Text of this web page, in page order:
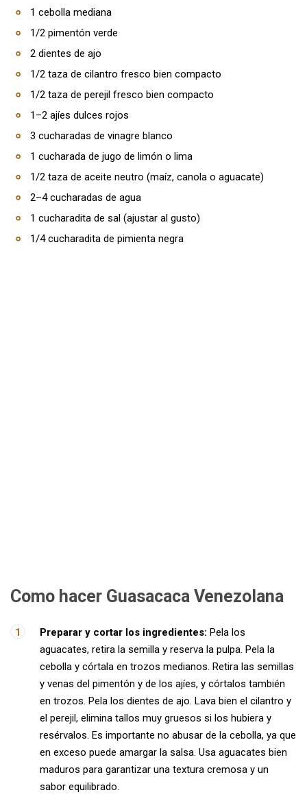
1 cebolla mediana
1/2 pimentón verde
2 dientes de ajo
1/2 taza de cilantro fresco bien compacto
1/2 taza de perejil fresco bien compacto
1–2 ajíes dulces rojos
3 cucharadas de vinagre blanco
1 cucharada de jugo de limón o lima
1/2 taza de aceite neutro (maíz, canola o aguacate)
2–4 cucharadas de agua
1 cucharadita de sal (ajustar al gusto)
1/4 cucharadita de pimienta negra
Como hacer Guasacaca Venezolana
Preparar y cortar los ingredientes: Pela los
aguacates, retira la semilla y reserva la pulpa. Pela la
cebolla y córtala en trozos medianos. Retira las semillas
y venas del pimentón y de los ajíes, y córtalos también
en trozos. Pela los dientes de ajo. Lava bien el cilantro y
el perejil, elimina tallos muy gruesos si los hubiera y
resérvalos. Es importante no abusar de la cebolla, ya que
en exceso puede amargar la salsa. Usa aguacates bien
maduros para garantizar una textura cremosa y un
sabor equilibrado.